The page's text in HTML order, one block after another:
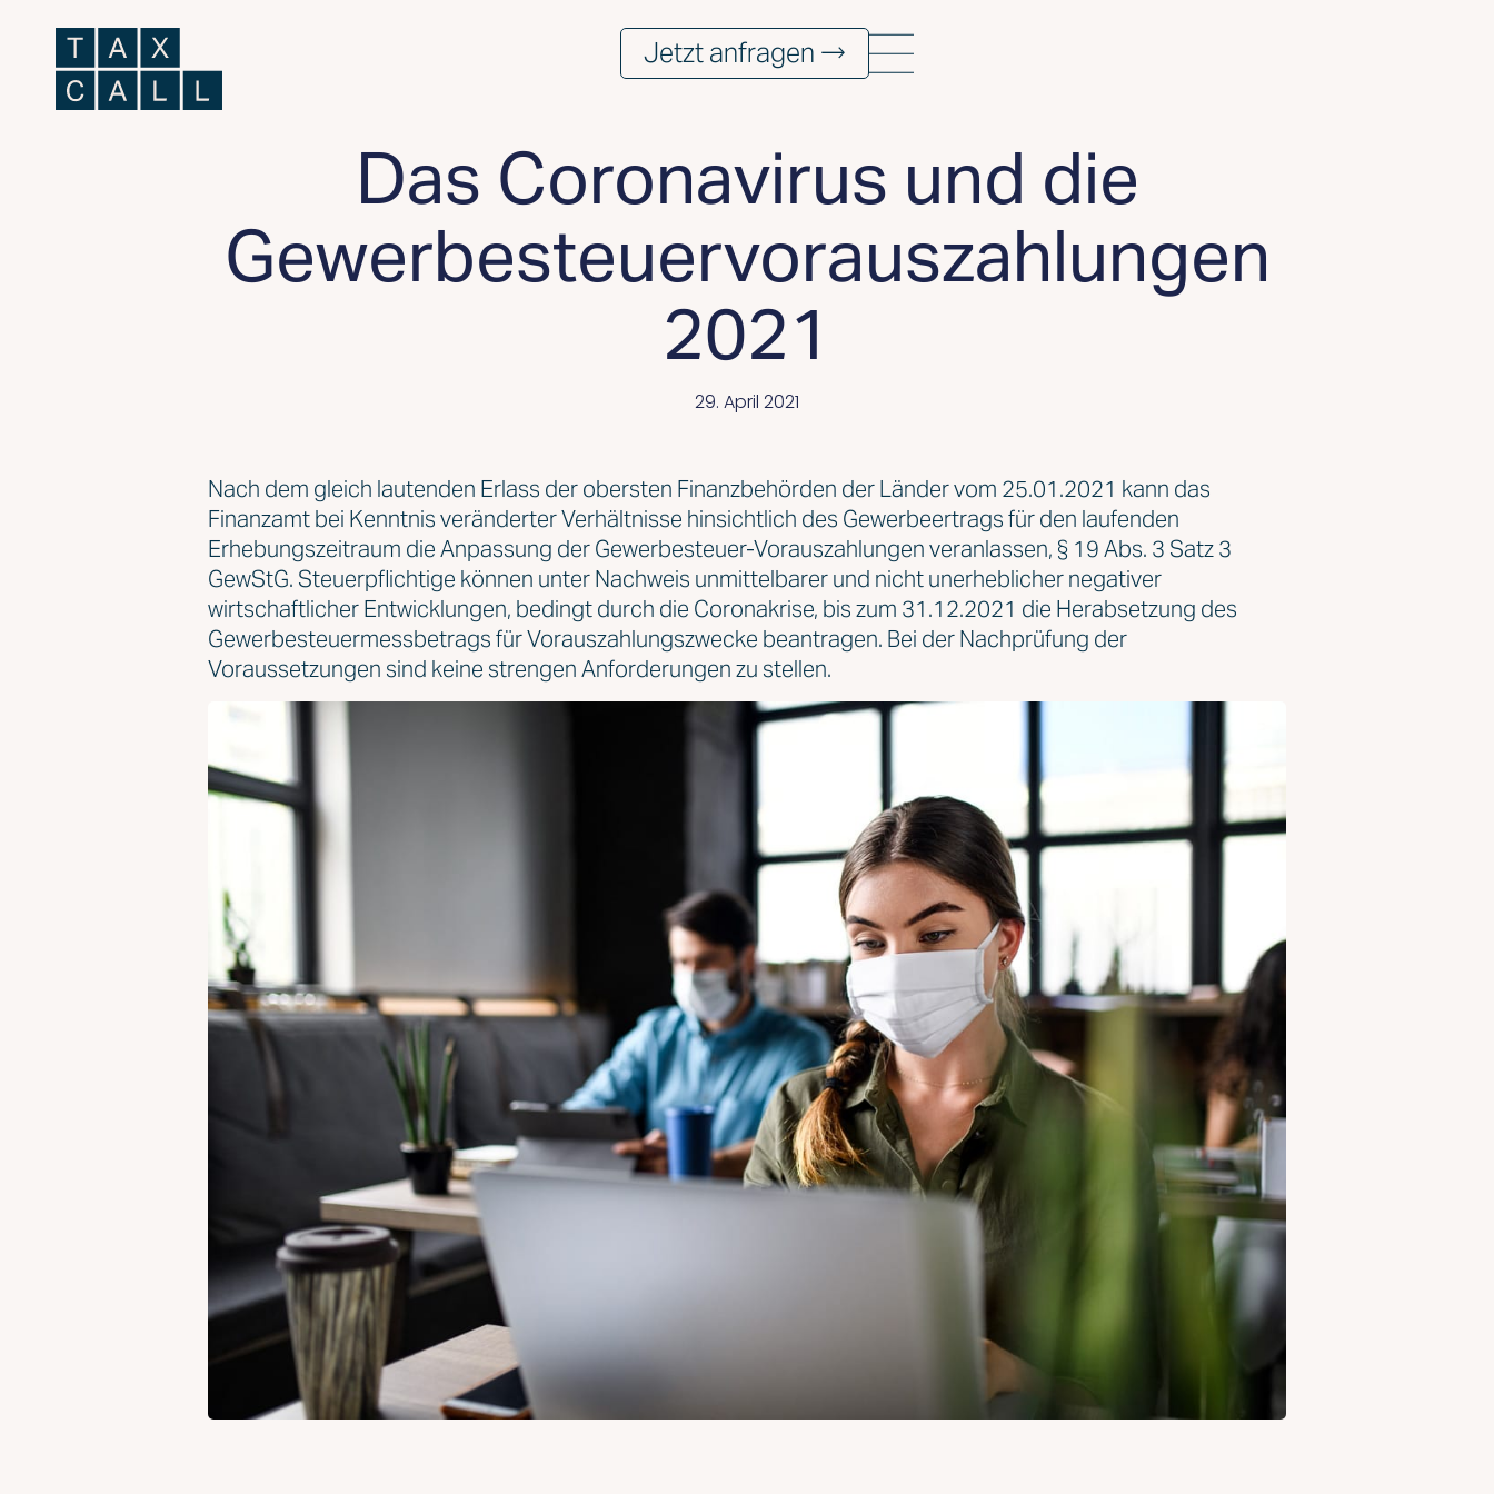
Jetzt anfragen →
Das Coronavirus und die
Gewerbesteuervorauszahlungen
2021
29. April 2021
Nach dem gleich lautenden Erlass der obersten Finanzbehörden der Länder vom 25.01.2021 kann das
Finanzamt bei Kenntnis veränderter Verhältnisse hinsichtlich des Gewerbeertrags für den laufenden
Erhebungszeitraum die Anpassung der Gewerbesteuer-Vorauszahlungen veranlassen, § 19 Abs. 3 Satz 3
GewStG. Steuerpflichtige können unter Nachweis unmittelbarer und nicht unerheblicher negativer
wirtschaftlicher Entwicklungen, bedingt durch die Coronakrise, bis zum 31.12.2021 die Herabsetzung des
Gewerbesteuermessbetrags für Vorauszahlungszwecke beantragen. Bei der Nachprüfung der
Voraussetzungen sind keine strengen Anforderungen zu stellen.